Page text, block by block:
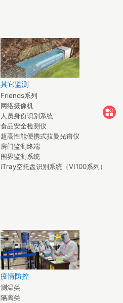
其它监测
Friends系列
网络摄像机
人员身份识别系统
食品安全检测仪
超高性能便携式拉曼光谱仪
房门监测终端
围界监测系统
iTray空托盘识别系统（VI100系列）
疫情防控
测温类
隔离类